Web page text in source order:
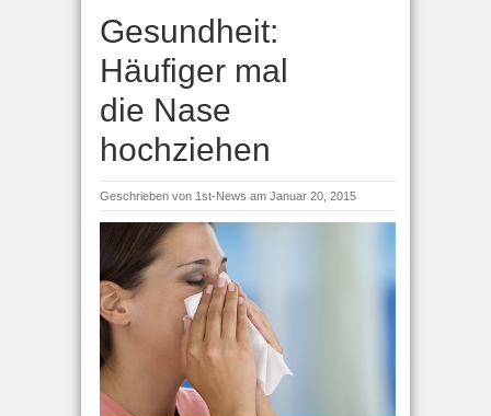
Gesundheit:
Häufiger mal
die Nase
hochziehen
Geschrieben von 1st-News am Januar 20, 2015